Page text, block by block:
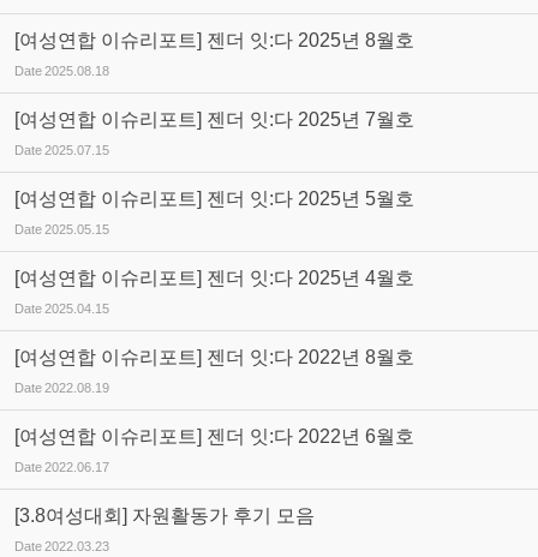
[여성연합 이슈리포트] 젠더 잇:다 2025년 8월호
Date2025.08.18
[여성연합 이슈리포트] 젠더 잇:다 2025년 7월호
Date2025.07.15
[여성연합 이슈리포트] 젠더 잇:다 2025년 5월호
Date2025.05.15
[여성연합 이슈리포트] 젠더 잇:다 2025년 4월호
Date2025.04.15
[여성연합 이슈리포트] 젠더 잇:다 2022년 8월호
Date2022.08.19
[여성연합 이슈리포트] 젠더 잇:다 2022년 6월호
Date2022.06.17
[3.8여성대회] 자원활동가 후기 모음
Date2022.03.23